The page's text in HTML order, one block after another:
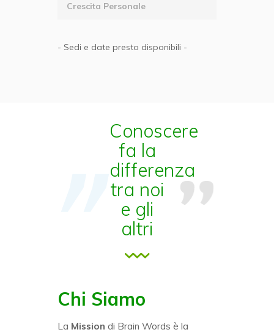
Crescita Personale
- Sedi e date presto disponibili -
Conoscere
fa la
differenza
tra noi
e gli
altri
Chi Siamo
La Mission di Brain Words è la